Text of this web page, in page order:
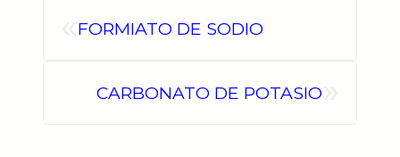
FORMIATO DE SODIO
CARBONATO DE POTASIO